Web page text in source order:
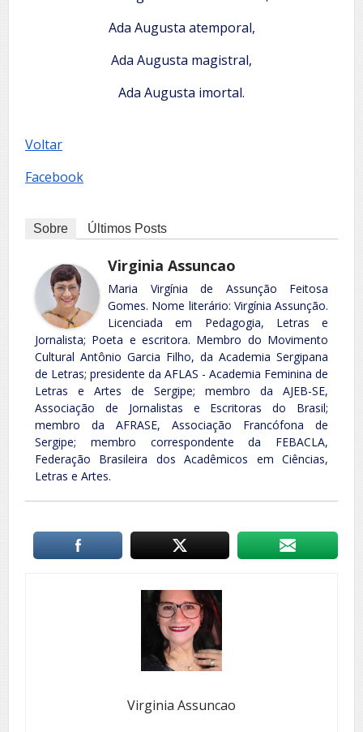
Ada Augusta atemporal,
Ada Augusta magistral,
Ada Augusta imortal.
Voltar
Facebook
Sobre Últimos Posts
Virginia Assuncao
Maria Virgínia de Assunção Feitosa
Gomes. Nome literário: Virgínia Assunção.
Licenciada em Pedagogia, Letras e
Jornalista; Poeta e escritora. Membro do Movimento
Cultural Antônio Garcia Filho, da Academia Sergipana
de Letras; presidente da AFLAS - Academia Feminina de
Letras e Artes de Sergipe; membro da AJEB-SE,
Associação de Jornalistas e Escritoras do Brasil;
membro da AFRASE, Associação Francófona de
Sergipe; membro correspondente da FEBACLA,
Federação Brasileira dos Acadêmicos em Ciências,
Letras e Artes.
Virginia Assuncao